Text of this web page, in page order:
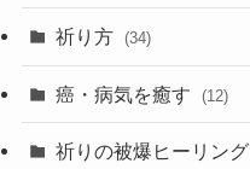
祈り方 (34)
癌・病気を癒す (12)
祈りの被爆ヒーリング